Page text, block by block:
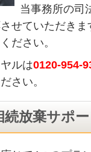
当事務所の司
せていただきま
ださい。
ルは0120-954-
さい。
続放棄サポー